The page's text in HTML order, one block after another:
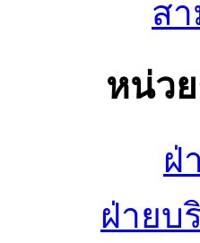
ส
หน่ว
ฝ่
ฝ่ายบ